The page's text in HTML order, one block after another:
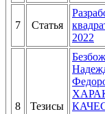
7 Статья
2022
8 Тезисы